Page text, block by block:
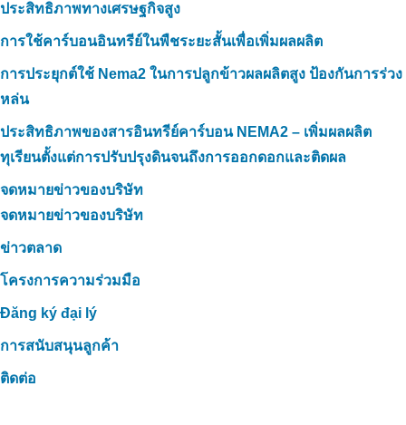
ประสิทธิภาพทางเศรษฐกิจสูง
การใช้คาร์บอนอินทรีย์ในพืชระยะสั้นเพื่อเพิ่มผลผลิต
การประยุกต์ใช้ Nema2 ในการปลูกข้าวผลผลิตสูง ป้องกันการร่วง
หล่น
ประสิทธิภาพของสารอินทรีย์คาร์บอน NEMA2 – เพิ่มผลผลิต
ทุเรียนตั้งแต่การปรับปรุงดินจนถึงการออกดอกและติดผล
จดหมายข่าวของบริษัท
จดหมายข่าวของบริษัท
ข่าวตลาด
โครงการความร่วมมือ
Đăng ký đại lý
การสนับสนุนลูกค้า
ติดต่อ